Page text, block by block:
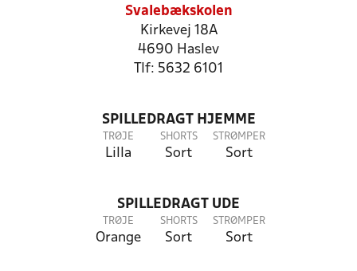
Svalebækskolen
Kirkevej 18A
4690 Haslev
Tlf: 5632 6101
SPILLEDRAGT HJEMME
TRØJE
Lilla
SHORTS
Sort
STRØMPER
Sort
SPILLEDRAGT UDE
TRØJE
Orange
SHORTS
Sort
STRØMPER
Sort